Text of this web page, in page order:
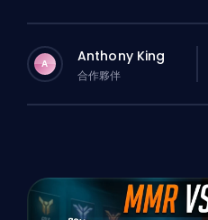
A Anthony King
合作夥伴